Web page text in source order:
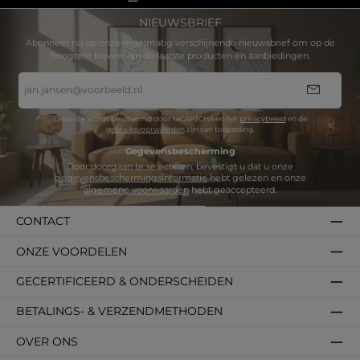
patina te behouden.
NIEUWSBRIEF
Abonneer nu op onze regelmatig verschijnende nieuwsbrief om op de
hoogtete blijven van de laatste producten en aanbiedingen.
mailadres
*
Deze site wordt beschermd door reCAPTCHA en het privacybeleid en de
gebruiksvoorwaarden zijn van toepassing.
Gegevensbescherming
gegevensbeschermingsinformatie
algemene voorwaardenhebt geaccepteerd.
CONTACT
BETALINGS- & VERZENDMETHODEN
OVER ONS
GECERTIFICEERD & ONDERSCHEIDEN
ONZE VOORDELEN